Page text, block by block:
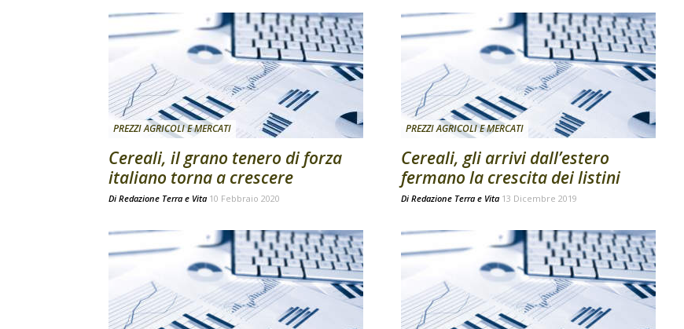
PREZZI AGRICOLI E MERCATI
Cereali, il grano tenero di forza
italiano torna a crescere
Di Redazione Terra e Vita 10 Febbraio 2020
PREZZI AGRICOLI E MERCATI
Cereali, gli arrivi dall’estero
fermano la crescita dei listini
Di Redazione Terra e Vita 13 Dicembre 2019